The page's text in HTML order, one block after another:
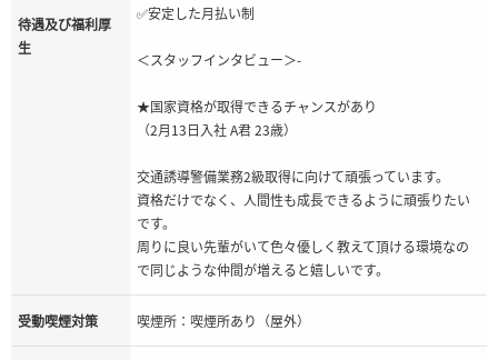
待遇及び福利厚
生
✅安定した月払い制
＜スタッフインタビュー＞-
★国家資格が取得できるチャンスがあり
（2月13日入社 A君 23歳）
交通誘導警備業務2級取得に向けて頑張っています。
資格だけでなく、人間性も成長できるように頑張りたい
です。
周りに良い先輩がいて色々優しく教えて頂ける環境なの
で同じような仲間が増えると嬉しいです。
受動喫煙対策 喫煙所：喫煙所あり（屋外）